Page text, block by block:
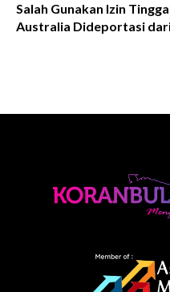
Salah Gunakan Izin
Australia Dideportasi